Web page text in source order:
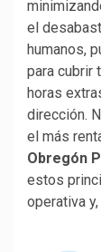
el
humanos,
para cubrir
horas
dirección.
el más
Obregón
estos
operativa